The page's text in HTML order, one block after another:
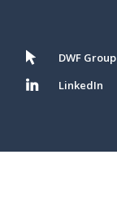
DWF Group
LinkedIn